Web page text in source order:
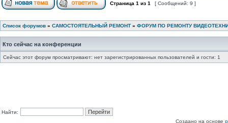
Страница 1 из 1 [ Сообщений: 9 ]
Список форумов » САМОСТОЯТЕЛЬНЫЙ РЕМОНТ » ФОРУМ ПО РЕМОНТУ
Кто сейчас на конференции
Сейчас этот форум просматривают: нет зарегистрированных пользователей и гости: 1
Найти:
Создано на основе